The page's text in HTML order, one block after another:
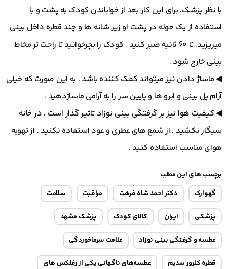
با نظر پزشک. برای این کار بعد از خواباندن کودک به پشت و با
استفاده از یک حوله در پشت او زیر شانه ها و چند قطره داخل بینی
میریزید. تا 60 ثانیه صبر کنید . کودک را بچرخوانید تا راحت تر مخاط
بینی خارج شود .
◀ ماساژ دادن نیز میتواند کمک کننده باشد . به این صورت که خیلی
آرام پل بینی و ابرو ها و پایین سر را به آرامی ماساژدهید .
◀ کیفیت هوا نیز بر گرفتگی بینی نوزاد تاثیر گذار است . در خانه
سیگار نکشید . از شمع های عطری و عود استفاده نکنید . از تهویه
هوای مناسب استفاده کنید .
برچسب های این مطلب
گهوارک
دکتر احمد شاه فرهت مراقبت سلامت
پزشکی ایران کالای کودک پزشک مشهد
عطسه و گرفتگی بینی نوزاد علامت سرماخوردگی
قطره کلرور سدیم عطسه‌‌‌های ناگهانی یکی از رفلکس‌‌‌ های